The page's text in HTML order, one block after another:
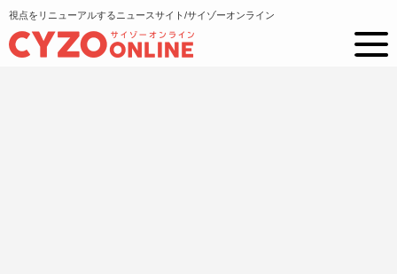
視点をリニューアルするニュースサイト/サイゾーオンライン